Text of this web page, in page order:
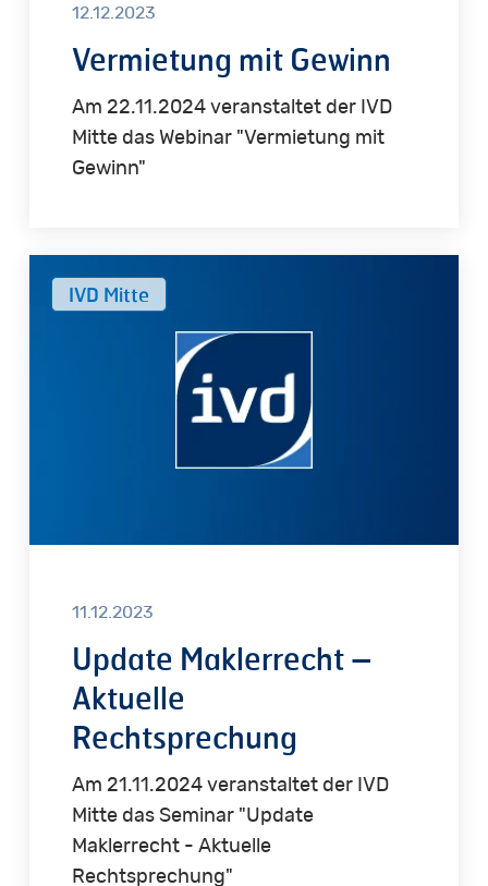
12.12.2023
Vermietung mit Gewinn
Am 22.11.2024 veranstaltet der IVD
Mitte das Webinar "Vermietung mit
Gewinn"
Maklerrecht
Rechtsprechung
IVD Mitte
11.12.2023
Update Maklerrecht –
Aktuelle
Rechtsprechung
Am 21.11.2024 veranstaltet der IVD
Mitte das Seminar "Update
Maklerrecht - Aktuelle
Rechtsprechung"